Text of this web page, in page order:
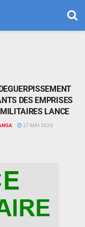
DES EMPRISES
LANCE
27 MAI 2023